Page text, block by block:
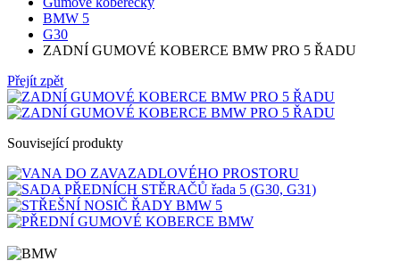
BMW 5
G30
ZADNÍ GUMOVÉ KOBERCE BMW PRO 5 ŘADU
Přejít zpět
Související produkty